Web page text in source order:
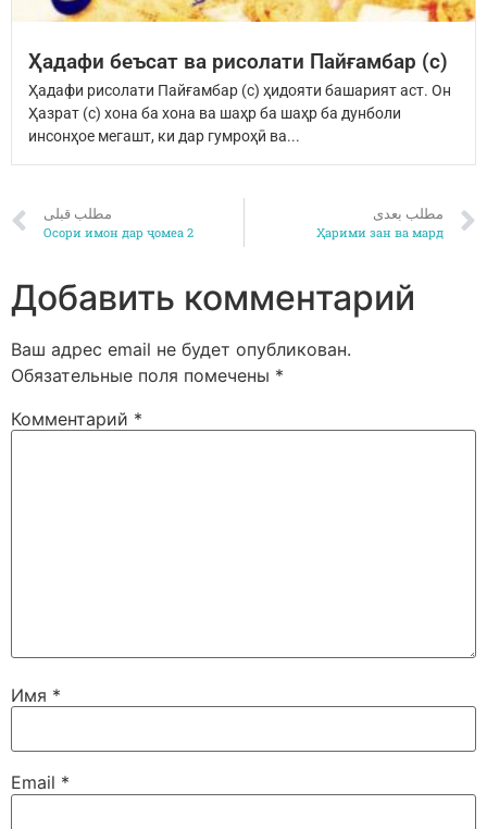
Ҳадафи беъсат ва рисолати Пайғамбар (с)
Ҳадафи рисолати Пайғамбар (с) ҳидояти башарият аст. Он
Ҳазрат (с) хона ба хона ва шаҳр ба шаҳр ба дунболи
инсонҳое мегашт, ки дар гумроҳӣ ва...
مطلب قبلی
Осори имон дар ҷомеа 2
مطلب بعدی
Ҳарими зан ва мард
Добавить комментарий
Ваш адрес email не будет опубликован.
Обязательные поля помечены *
Комментарий *
Имя *
Email *